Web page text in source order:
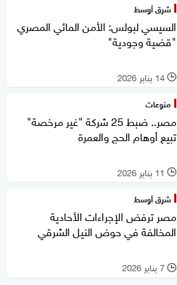
شرق أوسط
السيسي لبولس: الأمن المائي المصري
"قضية وجودية"
l 14 يناير 2026
منوعات
مصر.. ضبط 25 شركة "غير مرخصة"
تبيع أوهام الحج والعمرة
l 11 يناير 2026
شرق أوسط
مصر ترفض الإجراءات الأحادية
المخالفة في حوض النيل الشرقي
l 7 يناير 2026